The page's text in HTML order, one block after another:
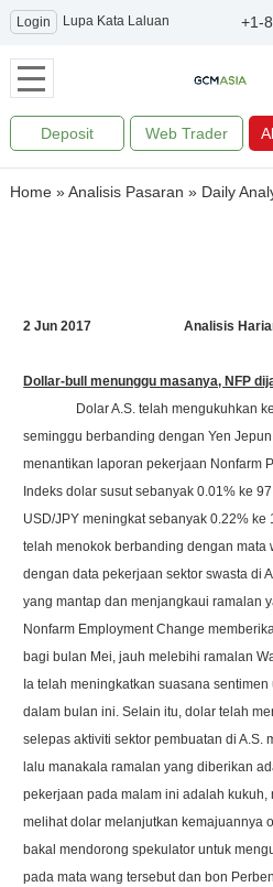
+1-
Login Lupa Kata Laluan
Deposit Web Trader
Home »Analisis Pasaran » Daily
2 Jun 2017 Analisis
Dollar-bull menunggu masanya, NFP
Dolar A.S. telah mengukuhkan
seminggu berbanding dengan Yen
menantikan laporan pekerjaan Nonfarm
Indeks dolar susut sebanyak 0.01% ke
USD/JPY meningkat sebanyak 0.22% ke
telah menokok berbanding dengan mata
dengan data pekerjaan sektor swasta di
yang mantap dan menjangkaui ramalan
Nonfarm Employment Change
bagi bulan Mei, jauh melebihi ramalan
Ia telah meningkatkan suasana
dalam bulan ini. Selain itu, dolar telah
selepas aktiviti sektor pembuatan di A.S.
lalu manakala ramalan yang diberikan
pekerjaan pada malam ini adalah
melihat dolar melanjutkan kemajuannya
bakal mendorong spekulator untuk
pada mata wang tersebut dan bon